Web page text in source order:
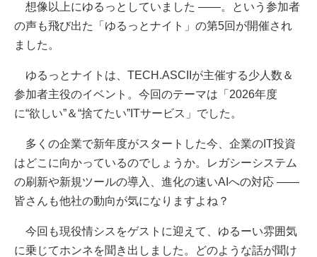
想像以上にゆるっとしていました ――。という参加者
の声も飛び出た「ゆるっとナイト」の第5回が開催され
ました。
ゆるっとナイトは、TECH.ASCIIが主催する少人数＆
参加者主役のイベント。今回のテーマは「2026年度
に“欲しい”＆“捨てたい”ITサービス」でした。
多くの企業で新年度がスタートした今、企業のIT投資
はどこに向かっているのでしょうか。レガシーシステム
の刷新や新規ツールの導入、進化の速いAIへの対応 ――
皆さんも他社の動向が気になりますよね？
今回も現役情シスをゲストに迎えて、ゆるーい雰囲気
に乗じてホンネを聞き出しました。どのような話が聞け